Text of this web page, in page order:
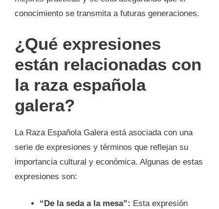
conocimiento se transmita a futuras generaciones.
¿Qué expresiones
están relacionadas con
la raza española
galera?
La Raza Española Galera está asociada con una
serie de expresiones y términos que reflejan su
importancia cultural y económica. Algunas de estas
expresiones son:
“De la seda a la mesa”: Esta expresión